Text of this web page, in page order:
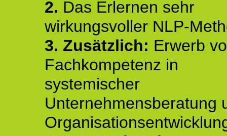
2. Das Erlernen sehr
wirkungsvoller NLP-
3. Zusätzlich: Erwerb
Fachkompetenz in
systemischer
Unternehmensberatung